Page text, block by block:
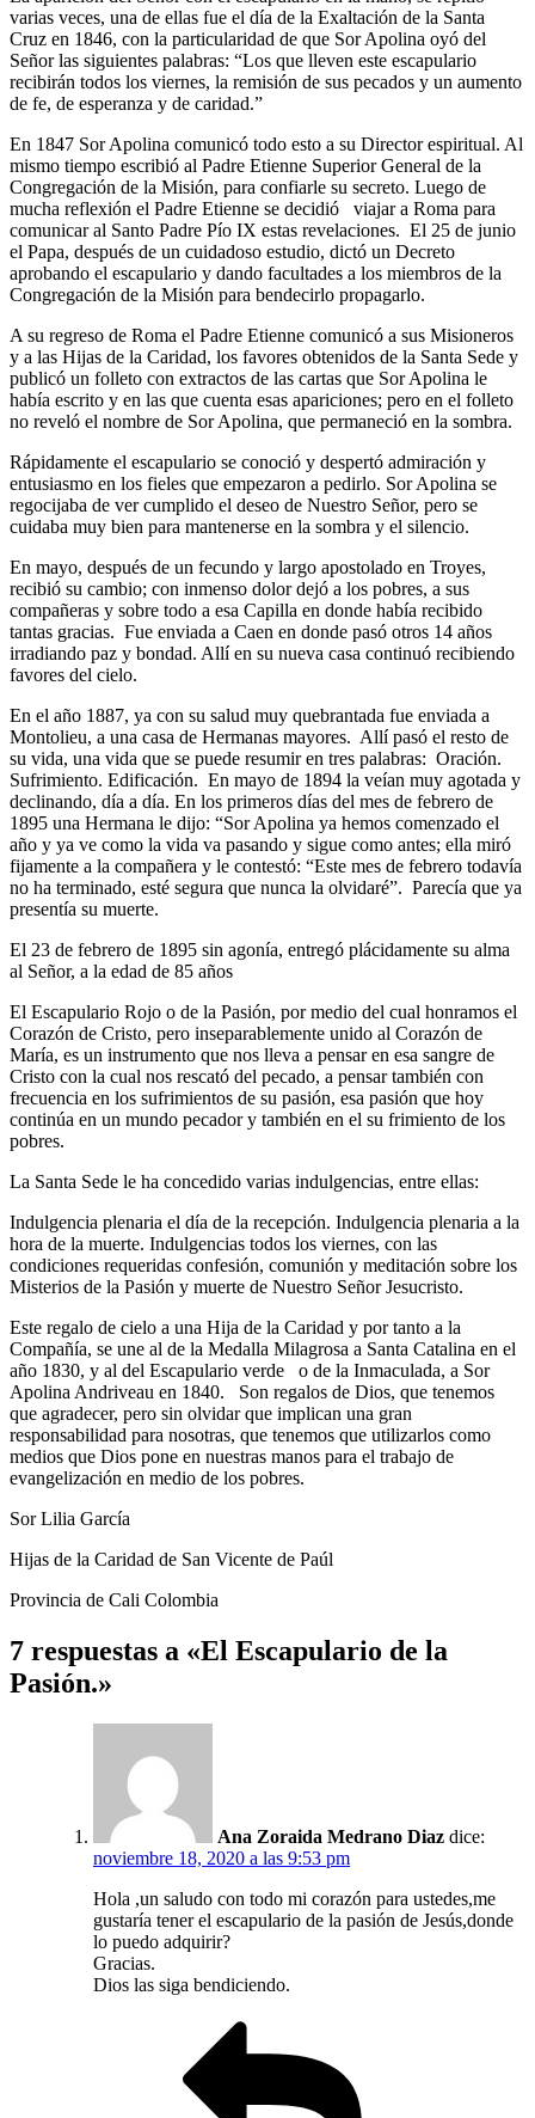
varias veces, una de ellas fue el día de la Exaltación de la Santa
Cruz en 1846, con la particularidad de que Sor Apolina oyó del
Señor las siguientes palabras: “Los que lleven este escapulario
recibirán todos los viernes, la remisión de sus pecados y un aumento
de fe, de esperanza y de caridad.”
En 1847 Sor Apolina comunicó todo esto a su Director espiritual. Al
mismo tiempo escribió al Padre Etienne Superior General de la
Congregación de la Misión, para confiarle su secreto. Luego de
mucha reflexión el Padre Etienne se decidió viajar a Roma para
comunicar al Santo Padre Pío IX estas revelaciones. El 25 de junio
el Papa, después de un cuidadoso estudio, dictó un Decreto
aprobando el escapulario y dando facultades a los miembros de la
Congregación de la Misión para bendecirlo propagarlo.
A su regreso de Roma el Padre Etienne comunicó a sus Misioneros
y a las Hijas de la Caridad, los favores obtenidos de la Santa Sede y
publicó un folleto con extractos de las cartas que Sor Apolina le
había escrito y en las que cuenta esas apariciones; pero en el folleto
no reveló el nombre de Sor Apolina, que permaneció en la sombra.
Rápidamente el escapulario se conoció y despertó admiración y
entusiasmo en los fieles que empezaron a pedirlo. Sor Apolina se
regocijaba de ver cumplido el deseo de Nuestro Señor, pero se
cuidaba muy bien para mantenerse en la sombra y el silencio.
En mayo, después de un fecundo y largo apostolado en Troyes,
recibió su cambio; con inmenso dolor dejó a los pobres, a sus
compañeras y sobre todo a esa Capilla en donde había recibido
tantas gracias. Fue enviada a Caen en donde pasó otros 14 años
irradiando paz y bondad. Allí en su nueva casa continuó recibiendo
favores del cielo.
En el año 1887, ya con su salud muy quebrantada fue enviada a
Montolieu, a una casa de Hermanas mayores. Allí pasó el resto de
su vida, una vida que se puede resumir en tres palabras: Oración.
Sufrimiento. Edificación. En mayo de 1894 la veían muy agotada y
declinando, día a día. En los primeros días del mes de febrero de
1895 una Hermana le dijo: “Sor Apolina ya hemos comenzado el
año y ya ve como la vida va pasando y sigue como antes; ella miró
fijamente a la compañera y le contestó: “Este mes de febrero todavía
no ha terminado, esté segura que nunca la olvidaré”. Parecía que ya
presentía su muerte.
El 23 de febrero de 1895 sin agonía, entregó plácidamente su alma
al Señor, a la edad de 85 años
El Escapulario Rojo o de la Pasión, por medio del cual honramos el
Corazón de Cristo, pero inseparablemente unido al Corazón de
María, es un instrumento que nos lleva a pensar en esa sangre de
Cristo con la cual nos rescató del pecado, a pensar también con
frecuencia en los sufrimientos de su pasión, esa pasión que hoy
continúa en un mundo pecador y también en el su frimiento de los
pobres.
La Santa Sede le ha concedido varias indulgencias, entre ellas:
Indulgencia plenaria el día de la recepción. Indulgencia plenaria a la
hora de la muerte. Indulgencias todos los viernes, con las
condiciones requeridas confesión, comunión y meditación sobre los
Misterios de la Pasión y muerte de Nuestro Señor Jesucristo.
Este regalo de cielo a una Hija de la Caridad y por tanto a la
Compañía, se une al de la Medalla Milagrosa a Santa Catalina en el
año 1830, y al del Escapulario verde o de la Inmaculada, a Sor
Apolina Andriveau en 1840. Son regalos de Dios, que tenemos
que agradecer, pero sin olvidar que implican una gran
responsabilidad para nosotras, que tenemos que utilizarlos como
medios que Dios pone en nuestras manos para el trabajo de
evangelización en medio de los pobres.
Sor Lilia García
Hijas de la Caridad de San Vicente de Paúl
Provincia de Cali Colombia
7 respuestas a «El Escapulario de la
Pasión.»
Ana Zoraida Medrano Diaz dice:
noviembre 18, 2020 a las 9:53 pm
Hola ,un saludo con todo mi corazón para ustedes,me
gustaría tener el escapulario de la pasión de Jesús,donde
lo puedo adquirir?
Gracias.
Dios las siga bendiciendo.